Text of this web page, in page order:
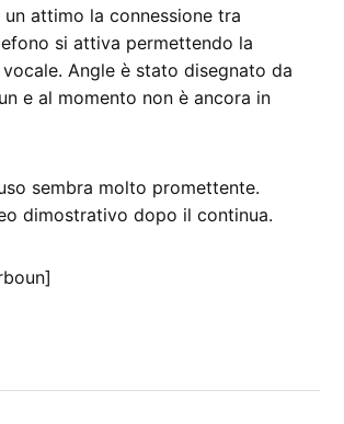
un attimo la connessione tra
si attiva permettendo la
Angle è stato disegnato da
e al momento non è ancora in
sembra molto promettente.
dimostrativo dopo il continua.